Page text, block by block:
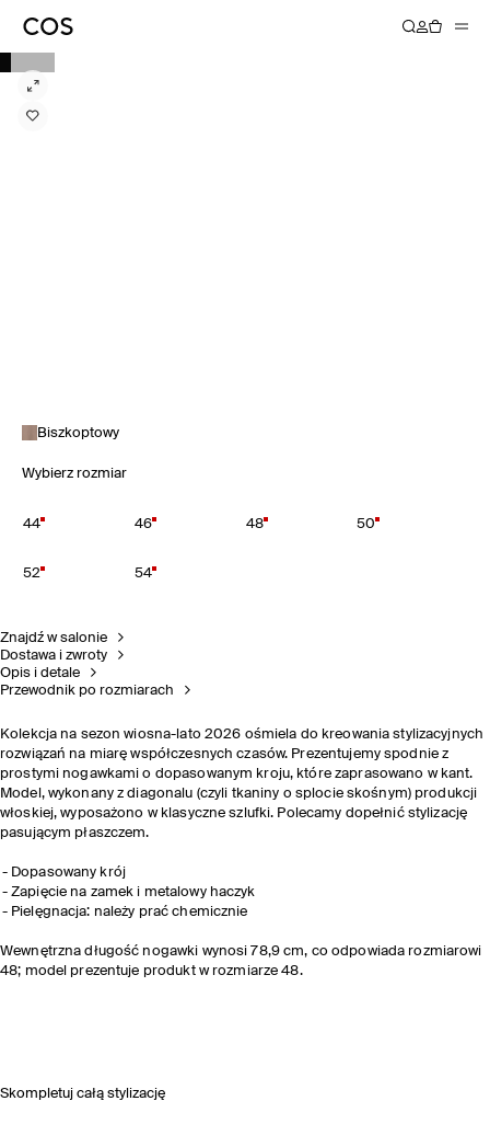
Biszkoptowy
Wybierz rozmiar
44 46 48 50
52 54
Znajdź w salonie
Dostawa i zwroty
Opis i detale
Przewodnik po rozmiarach
Kolekcja na sezon wiosna-lato 2026 ośmiela do kreowania stylizacyjnych
rozwiązań na miarę współczesnych czasów. Prezentujemy spodnie z
prostymi nogawkami o dopasowanym kroju, które zaprasowano w kant.
Model, wykonany z diagonalu (czyli tkaniny o splocie skośnym) produkcji
włoskiej, wyposażono w klasyczne szlufki. Polecamy dopełnić stylizację
pasującym płaszczem.
Dopasowany krój
Zapięcie na zamek i metalowy haczyk
Pielęgnacja: należy prać chemicznie
Wewnętrzna długość nogawki wynosi 78,9 cm, co odpowiada rozmiarowi
48; model prezentuje produkt w rozmiarze 48.
Skompletuj całą stylizację